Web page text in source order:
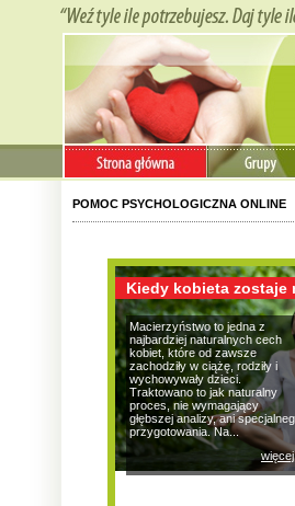
POMOC PSYCHOLOGICZNA ONLINE
więcej